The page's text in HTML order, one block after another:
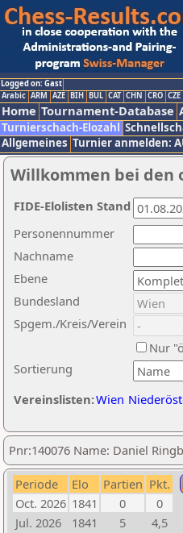
Logged on: Gast
Arabic ARM AZE BIH BUL CAT CHN CRO CZE
Home Tournament-Database
Turnierschach-Elozahl
Allgemeines Turnier anmelden:
Willkommen bei den
Nachname
Ebene
Sortierung
Personennummer
Bundesland
Spgem./Kreis/Verein
Nur
Vereinslisten:Wien
FIDE-Elolisten Stand
Pnr:140076 Name: Daniel
Periode Elo Partien Pkt.
Oct. 2026 1841 0
0
Jul. 2026
1841 5
4,5